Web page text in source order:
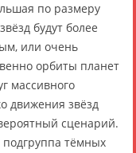
по размеру
будут более
или очень
орбиты планет
массивного
движения звёзд
сценарий.
подгруппа тёмных